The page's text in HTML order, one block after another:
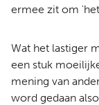
ermee zit om
Wat het lastiger
een stuk
mening van
word gedaan